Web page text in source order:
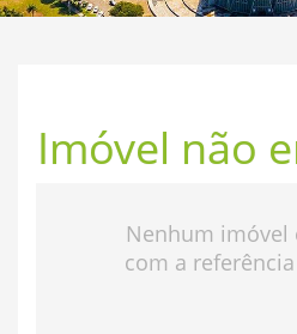
Imóvel não
Nenhum imóvel
com a